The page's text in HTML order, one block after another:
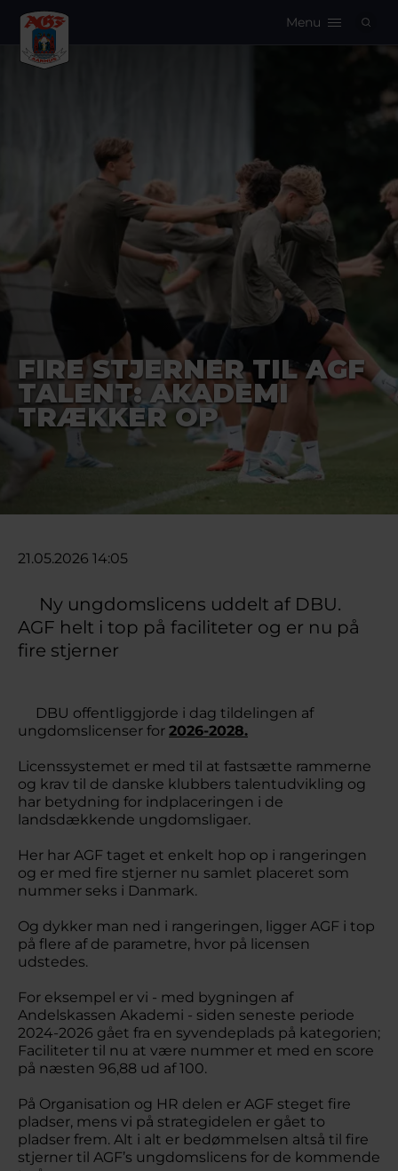
Menu
FIRE STJERNER TIL AGF
TALENT: AKADEMI
TRÆKKER OP
21.05.2026 14:05
Ny ungdomslicens uddelt af DBU.
AGF helt i top på faciliteter og er nu på
fire stjerner
DBU offentliggjorde i dag tildelingen af
ungdomslicenser for 2026-2028.
Licenssystemet er med til at fastsætte rammerne
og krav til de danske klubbers talentudvikling og
har betydning for indplaceringen i de
landsdækkende ungdomsligaer.
Her har AGF taget et enkelt hop op i rangeringen
og er med fire stjerner nu samlet placeret som
nummer seks i Danmark.
Og dykker man ned i rangeringen, ligger AGF i top
på flere af de parametre, hvor på licensen
udstedes.
For eksempel er vi - med bygningen af
Andelskassen Akademi - siden seneste periode
2024-2026 gået fra en syvendeplads på kategorien;
Faciliteter til nu at være nummer et med en score
på næsten 96,88 ud af 100.
På Organisation og HR delen er AGF steget fire
pladser, mens vi på strategidelen er gået to
pladser frem. Alt i alt er bedømmelsen altså til fire
stjerner til AGF’s ungdomslicens for de kommende